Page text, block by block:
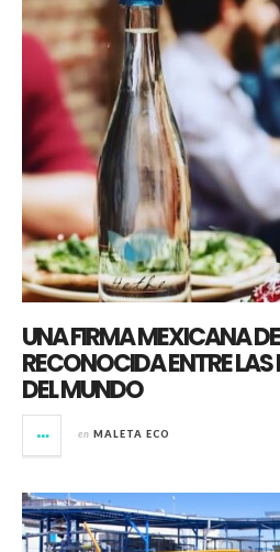
UNA FIRMA MEXICANA
RECONOCIDA ENTRE
DEL MUNDO
en MALETA ECO